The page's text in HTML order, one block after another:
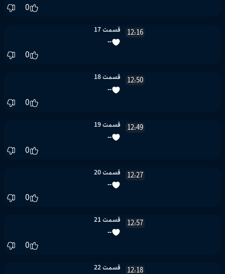
0
12:16 قسمت 17
--
0
12:50 قسمت 18
--
0
12:49 قسمت 19
--
0
12:27 قسمت 20
--
0
12:57 قسمت 21
--
0
12:18 قسمت 22